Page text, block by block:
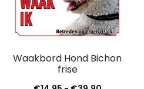
Waakbord Hond Bichon
frise